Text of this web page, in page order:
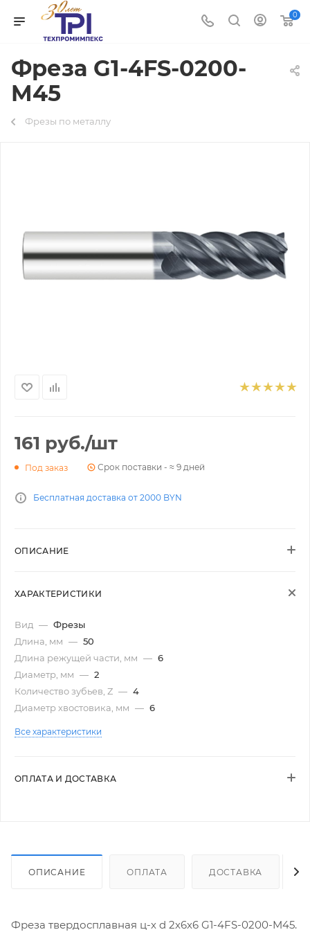
0
Фреза G1-4FS-0200-
M45
Фрезы по металлу
161 руб./шт
Под заказ Срок поставки - ≈ 9 дней
Бесплатная доставка от 2000 BYN
ОПИСАНИЕ
ХАРАКТЕРИСТИКИ
Вид — Фрезы
Длина, мм — 50
Длина режущей части, мм — 6
Диаметр, мм — 2
Количество зубьев, Z — 4
Диаметр хвостовика, мм — 6
Все характеристики
ОПЛАТА И ДОСТАВКА
ОПИСАНИЕ ОПЛАТА ДОСТАВКА
Фреза твердосплавная ц-х d 2х6х6 G1-4FS-0200-M45.